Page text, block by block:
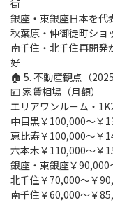
街
銀座・東銀座日本を代
秋葉原・仲御徒町ショ
南千住・北千住再開発
好
🏠 5. 不動産観点（2025
💴 家賃相場（月額）
エリアワンルーム・
中目黒￥100,000〜￥
恵比寿￥100,000〜￥
六本木￥110,000〜￥
銀座・東銀座￥
北千住￥70,000〜￥
南千住￥60,000〜￥